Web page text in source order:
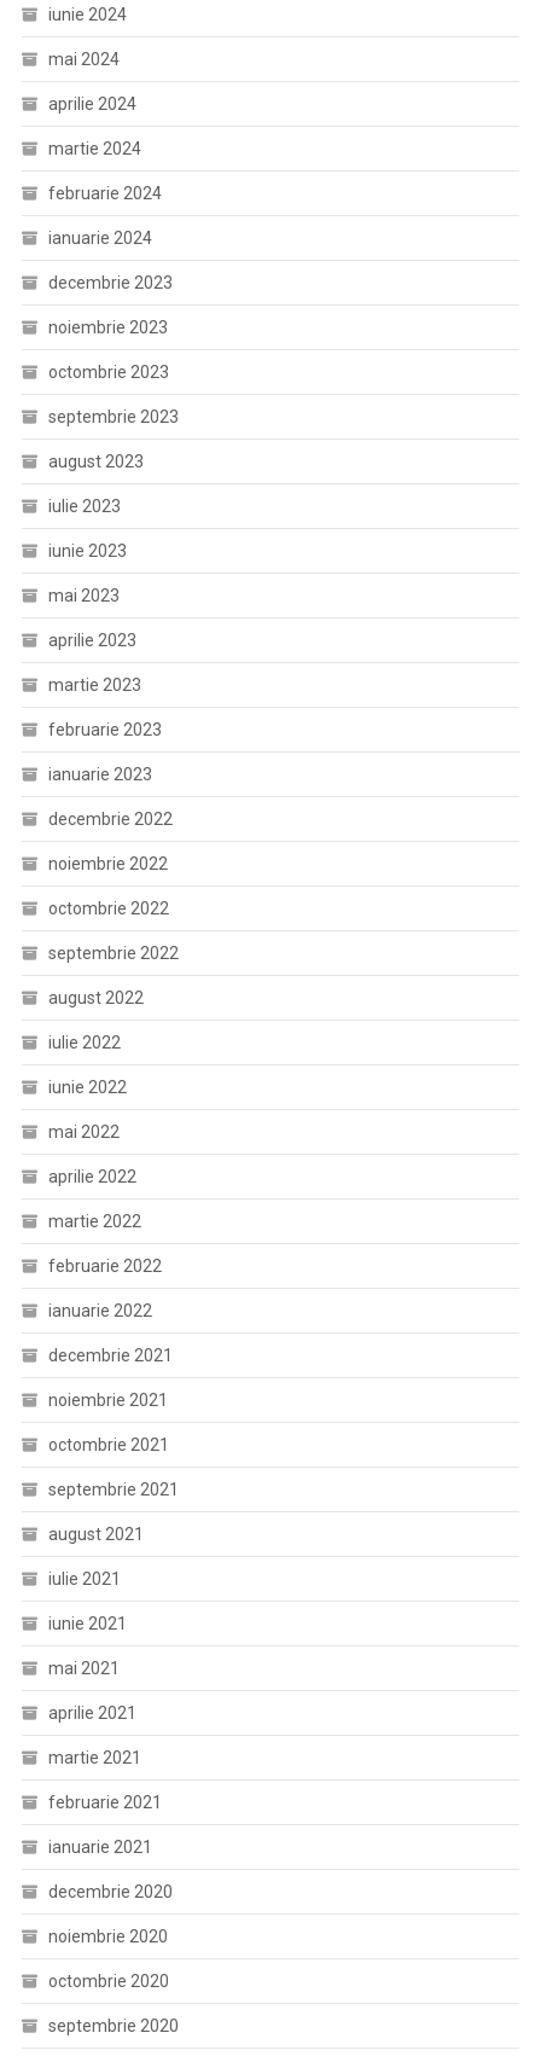
iunie 2024
mai 2024
aprilie 2024
martie 2024
februarie 2024
ianuarie 2024
decembrie 2023
noiembrie 2023
octombrie 2023
septembrie 2023
august 2023
iulie 2023
iunie 2023
mai 2023
aprilie 2023
martie 2023
februarie 2023
ianuarie 2023
decembrie 2022
noiembrie 2022
octombrie 2022
septembrie 2022
august 2022
iulie 2022
iunie 2022
mai 2022
aprilie 2022
martie 2022
februarie 2022
ianuarie 2022
decembrie 2021
noiembrie 2021
octombrie 2021
septembrie 2021
august 2021
iulie 2021
iunie 2021
mai 2021
aprilie 2021
martie 2021
februarie 2021
ianuarie 2021
decembrie 2020
noiembrie 2020
octombrie 2020
septembrie 2020